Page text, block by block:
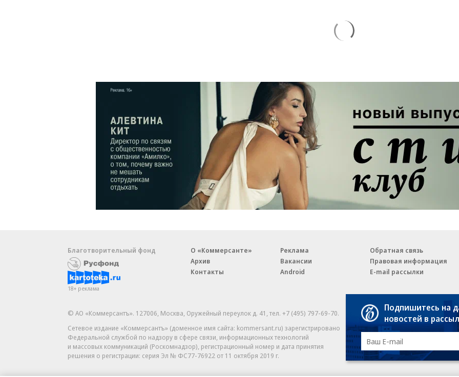
Благотворительный фонд
18+ реклама
О «Коммерсанте»
Архив
Контакты
Реклама
Вакансии
Android
Обратная связь
Правовая информация
E-mail рассылки
© АО «Коммерсантъ». 127006, Москва, Оружейный переулок д. 41,тел. +7 (495) 797-69-70.
Сетевое издание «Коммерсантъ» (доменное имя сайта: kommersant.ru) зарегистрировано
Федеральной службой по надзору в сфере связи, информационных технологий
и массовых коммуникаций (Роскомнадзор), регистрационный номер и дата принятия
решения о регистрации: серия Эл № ФС77-76922 от 11 октября 2019 г.
Партнерские проекты/
«Промо» и «Официальное
На kommersant.ru
Подпишитесь на
новостей в